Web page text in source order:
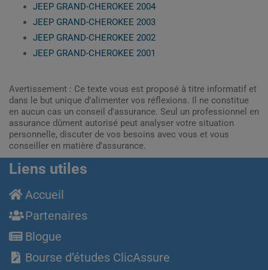
JEEP GRAND-CHEROKEE 2004
JEEP GRAND-CHEROKEE 2003
JEEP GRAND-CHEROKEE 2002
JEEP GRAND-CHEROKEE 2001
Avertissement : Ce texte vous est proposé à titre informatif et
dans le but unique d’alimenter vos réflexions. Il ne constitue
en aucun cas un conseil d'assurance. Seul un professionnel en
assurance dûment autorisé peut analyser votre situation
personnelle, discuter de vos besoins avec vous et vous
conseiller en matière d’assurance.
Liens utiles
Accueil
Partenaires
Blogue
Bourse d’études ClicAssure